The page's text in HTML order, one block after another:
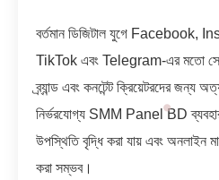
বর্তমান ডিজিটাল যুগে Facebook,
TikTok এবং Telegram-এর মতো
ব্র্যান্ড এবং কনটেন্ট ক্রিয়েটরদের জন্য
নির্ভরযোগ্য SMM Panel BD
উপস্থিতি বৃদ্ধি করা যায় এবং অনলাইন
করা সম্ভব।